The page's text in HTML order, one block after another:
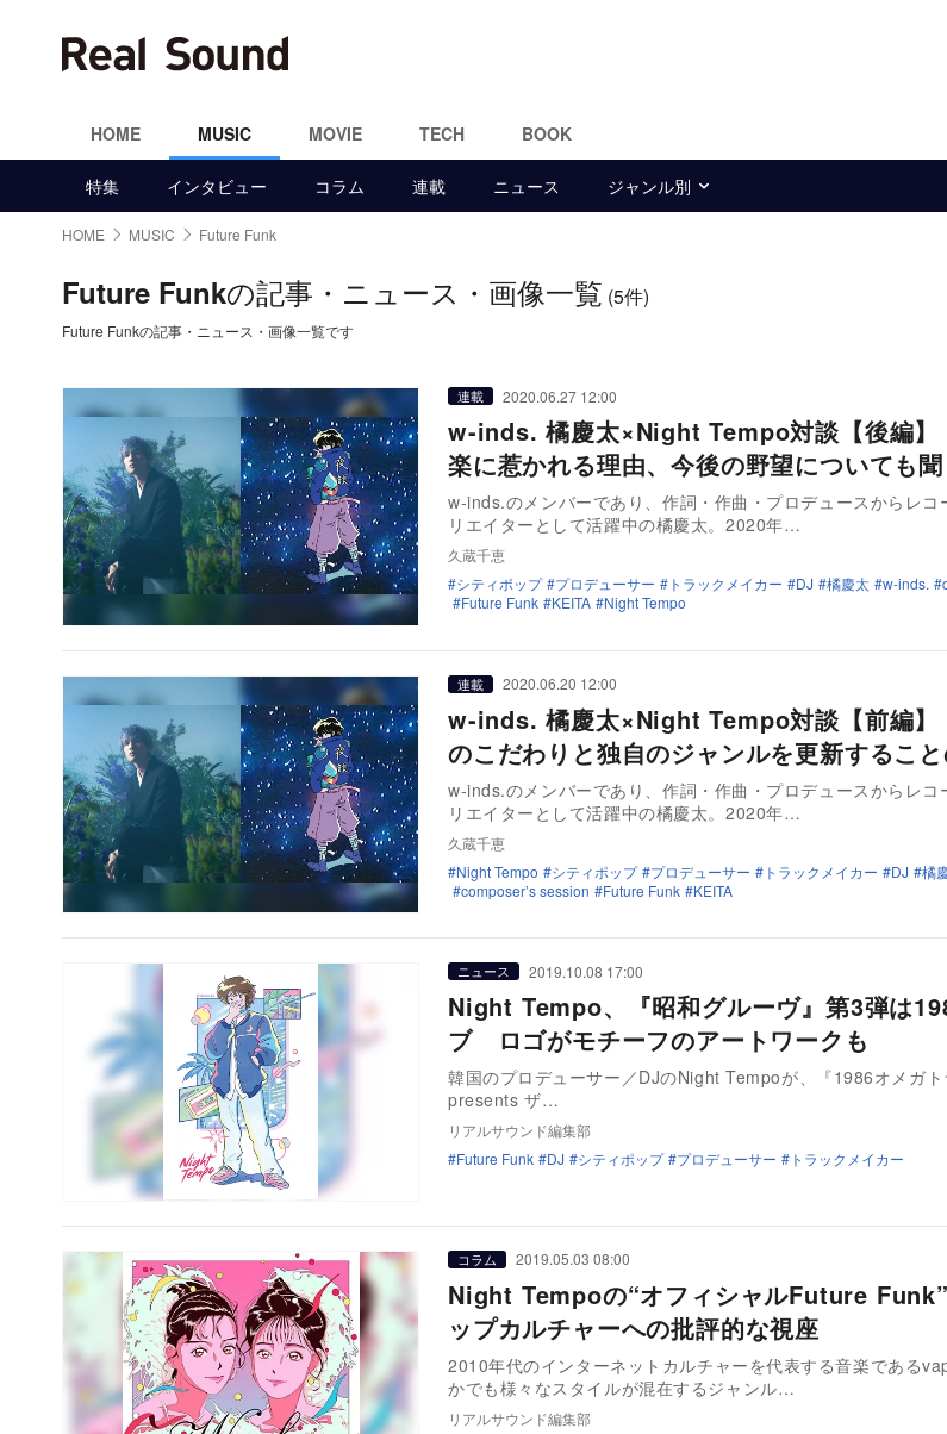
HOME MUSIC MOVIE TECH BOOK
特集 インタビュー コラム 連載 ニュース ジャンル別
HOME MUSIC Future Funk
Future Funkの記事・ニュース・画像一覧 (5件)
Future Funkの記事・ニュース・画像一覧です
連載 2020.06.27 12:00
w-inds. 橘慶太×Night Tempo対談【後編
楽に惹かれる理由、今後の野望についても聞
w-inds.のメンバーであり、作詞・作曲・プロデュースからレコ
リエイターとして活躍中の橘慶太。2020年…
久蔵千恵
シティポップ
プロデューサー トラックメイカー DJ 橘慶太 w-inds.
Future Funk
KEITA Night Tempo
連載 2020.06.20 12:00
w-inds. 橘慶太×Night Tempo対談【前編
のこだわりと独自のジャンルを更新するこ
w-inds.のメンバーであり、作詞・作曲・プロデュースからレコ
リエイターとして活躍中の橘慶太。2020年…
久蔵千恵
Night Tempo
シティポップ プロデューサー トラックメイカー DJ 橘
composer’s session
Future Funk KEITA
ニュース 2019.10.08 17:00
Night Tempo、『昭和グルーヴ』第3弾は
ブ ロゴがモチーフのアートワークも
韓国のプロデューサー／DJのNight Tempoが、『1986オメガ
presents ザ…
リアルサウンド編集部
Future Funk
DJ シティポップ プロデューサー トラックメイカー
コラム 2019.05.03 08:00
Night Tempoの“オフィシャルFuture
ップカルチャーへの批評的な視座
2010年代のインターネットカルチャーを代表する音楽である
かでも様々なスタイルが混在するジャンル…
リアルサウンド編集部